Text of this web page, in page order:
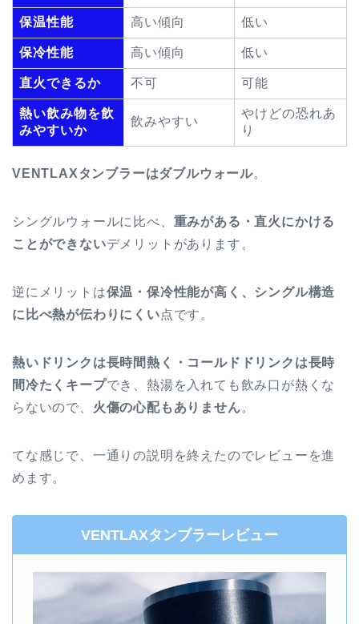
保温性能 高い傾向 低い
保冷性能 高い傾向 低い
直火できるか 不可 可能
熱い飲み物を飲
みやすいか
飲みやすい
やけどの恐れあ
り
VENTLAXタンブラーはダブルウォール。
シングルウォールに比べ、 重みがある・直火にかける
ことができないデメリットがあります。
逆にメリットは保温・保冷性能が高く、シングル構造
に比べ熱が伝わりにくい点です。
熱いドリンクは長時間熱く・コールドドリンクは長時
間冷たくキープでき、熱湯を入れても飲み口が熱くな
らないので、 火傷の心配もありません。
てな感じで、一通りの説明を終えたのでレビューを進
めます。
VENTLAXタンブラーレビュー